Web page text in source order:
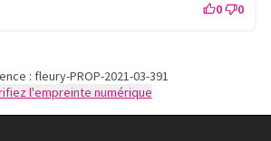
0 0
: fleury-PROP-2021-03-391
l'empreinte numérique